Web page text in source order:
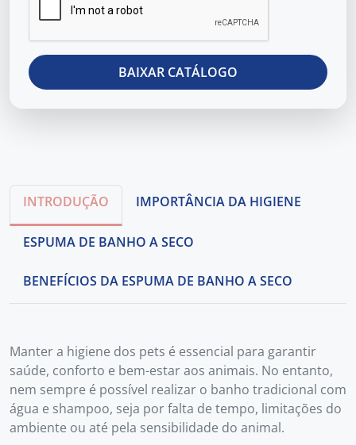
INTRODUÇÃO IMPORTÂNCIA DA HIGIENE
ESPUMA DE BANHO A SECO
BENEFÍCIOS DA ESPUMA DE BANHO A SECO
Manter a higiene dos pets é essencial para garantir
saúde, conforto e bem-estar aos animais. No entanto,
nem sempre é possível realizar o banho tradicional com
água e shampoo, seja por falta de tempo, limitações do
ambiente ou até pela sensibilidade do animal.